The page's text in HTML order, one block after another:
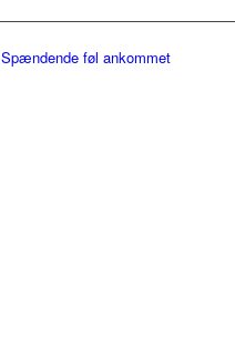
Spændende føl ankommet